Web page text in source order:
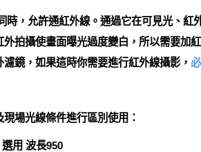
，允許通紅外線。通過它在可見光、紅
外拍攝使畫面曝光過度變白，所以需要加
鏡，如果這時你需要進行紅外線攝影，
場光線條件進行區別使用：
用 波長950